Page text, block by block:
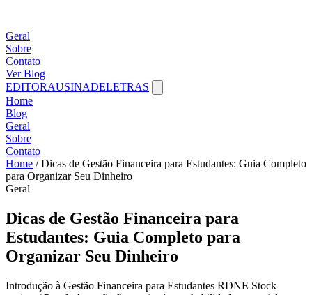
Geral
Sobre
Contato
Ver Blog
EDITORAUSINADELETRAS
Home
Blog
Geral
Sobre
Contato
Home / Dicas de Gestão Financeira para Estudantes: Guia Completo
para Organizar Seu Dinheiro
Geral
Dicas de Gestão Financeira para
Estudantes: Guia Completo para
Organizar Seu Dinheiro
Introdução à Gestão Financeira para Estudantes RDNE Stock